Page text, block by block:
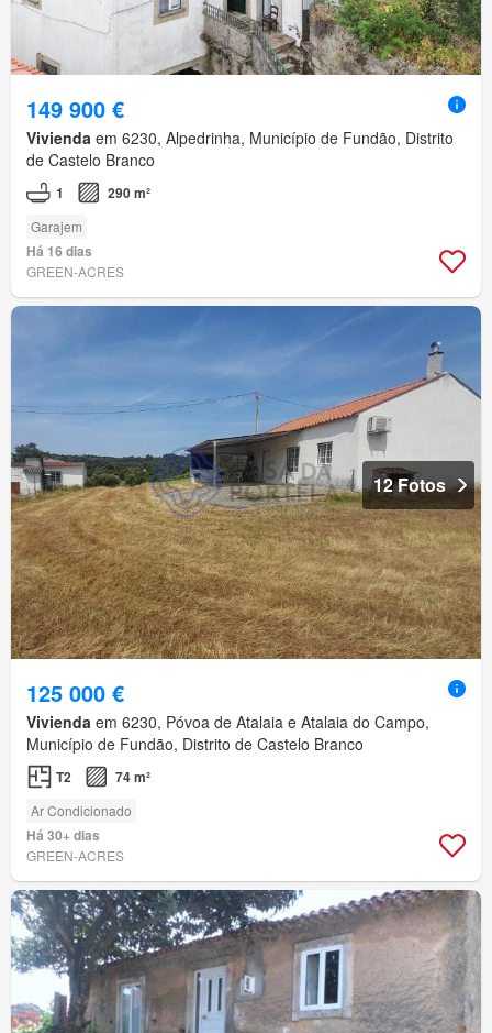
149 900 €
Vivienda em 6230, Alpedrinha, Município de Fundão, Distrito
de Castelo Branco
1 290 m²
Garajem
Há 16 dias
GREEN-ACRES
12 Fotos
125 000 €
Vivienda em 6230, Póvoa de Atalaia e Atalaia do Campo,
Município de Fundão, Distrito de Castelo Branco
T2 74 m²
Ar Condicionado
Há 30+ dias
GREEN-ACRES